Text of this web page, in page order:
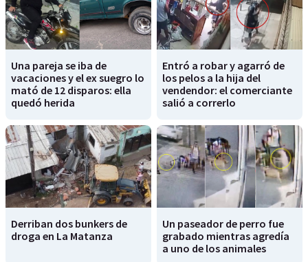
Una pareja se iba de
vacaciones y el ex suegro lo
mató de 12 disparos: ella
quedó herida
Entró a robar y agarró de
los pelos a la hija del
vendendor: el comerciante
salió a correrlo
Derriban dos bunkers de
droga en La Matanza
Un paseador de perro fue
grabado mientras agredía
a uno de los animales